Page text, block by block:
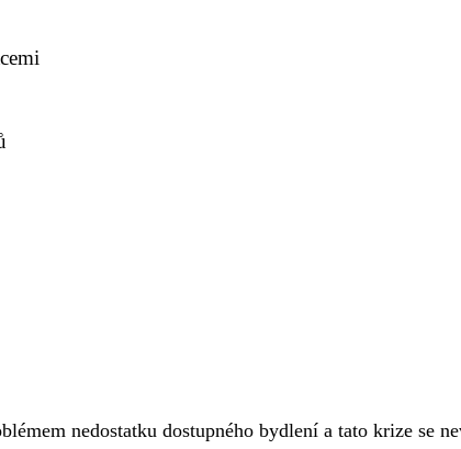
nedostatku dostupného bydlení a tato krize se